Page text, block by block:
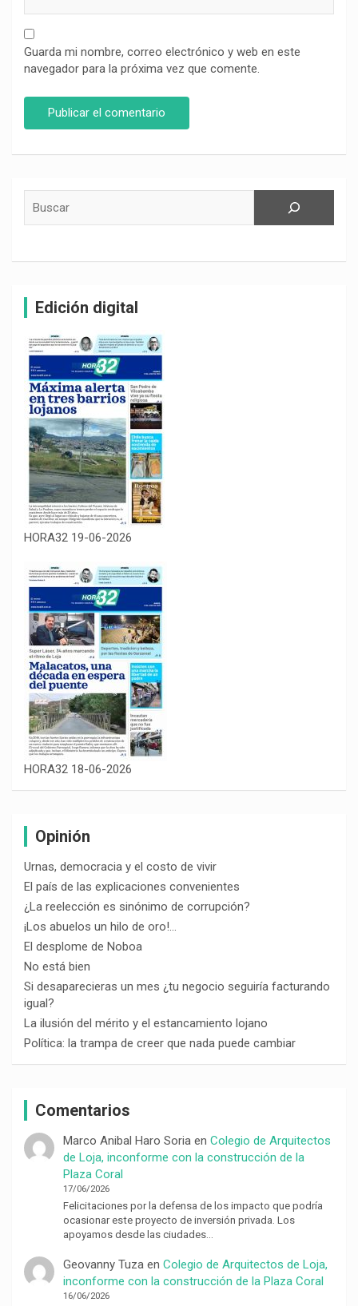
Guarda mi nombre, correo electrónico y web en este
navegador para la próxima vez que comente.
Edición digital
HORA32 19-06-2026
HORA32 18-06-2026
Opinión
Urnas, democracia y el costo de vivir
El país de las explicaciones convenientes
¿La reelección es sinónimo de corrupción?
¡Los abuelos un hilo de oro!…
El desplome de Noboa
No está bien
Si desaparecieras un mes ¿tu negocio seguiría facturando
igual?
La ilusión del mérito y el estancamiento lojano
Política: la trampa de creer que nada puede cambiar
Comentarios
Marco Anibal Haro Soriaen Colegio de Arquitectos
de Loja, inconforme con la construcción de la
Plaza Coral
17/06/2026
Felicitaciones por la defensa de los impacto que podría
ocasionar este proyecto de inversión privada. Los
apoyamos desde las ciudades…
Geovanny Tuzaen Colegio de Arquitectos de Loja,
inconforme con la construcción de la Plaza Coral
16/06/2026